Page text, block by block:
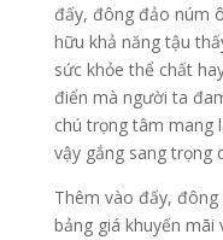
đấy, đông đảo núm
hữu khả năng tậu
sức khỏe thể chất
điển mà người ta
chú trọng tâm mang
vậy gắng sang trọng
Thêm vào đấy,
bảng giá khuyến